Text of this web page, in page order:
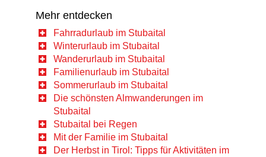
Mehr entdecken
Fahrradurlaub im Stubaital
Winterurlaub im Stubaital
Wanderurlaub im Stubaital
Familienurlaub im Stubaital
Sommerurlaub im Stubaital
Die schönsten Almwanderungen im
Stubaital
Stubaital bei Regen
Mit der Familie im Stubaital
Der Herbst in Tirol: Tipps für Aktivitäten im